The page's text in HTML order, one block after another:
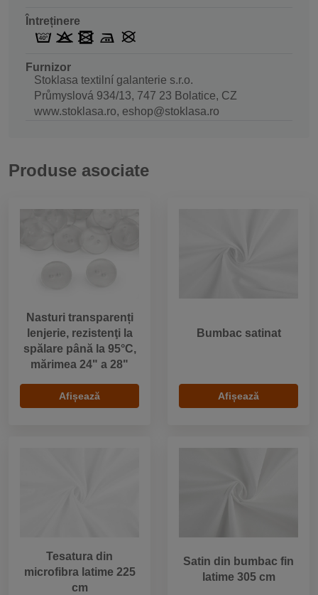
Întreținere
Furnizor
Stoklasa textilní galanterie s.r.o.
Průmyslová 934/13, 747 23 Bolatice, CZ
www.stoklasa.ro, eshop@stoklasa.ro
Produse asociate
Nasturi transparenți
lenjerie, rezistenţi la
spălare până la 95°C,
mărimea 24" a 28"
Afișează
Bumbac satinat
Afișează
Tesatura din
microfibra latime 225
cm
Satin din bumbac fin
latime 305 cm